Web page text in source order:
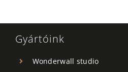
Gyártóink
Wonderwall studio